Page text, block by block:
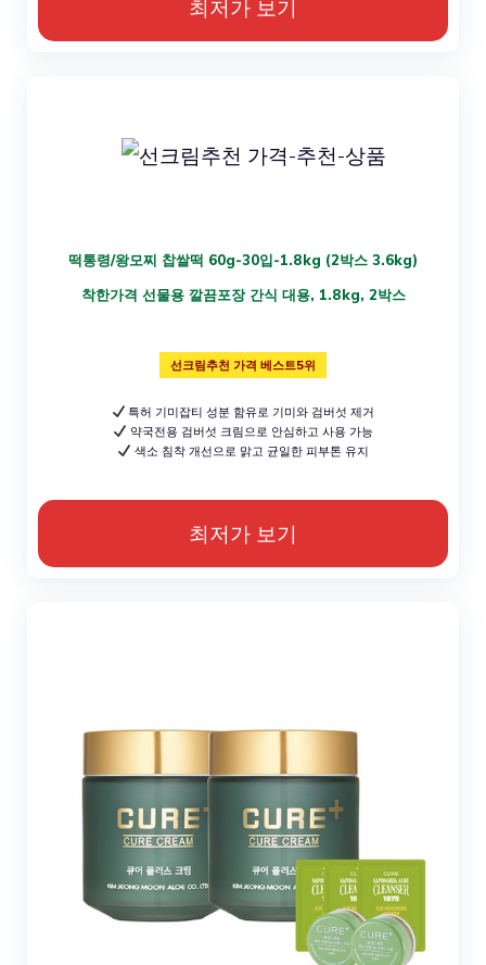
최저가 보기
떡통령/왕모찌 찹쌀떡 60g-30입-1.8kg (2박스 3.6kg)
착한가격 선물용 깔끔포장 간식 대용, 1.8kg, 2박스
선크림추천 가격 베스트5위
특허 기미잡티 성분 함유로 기미와 검버섯 제거
약국전용 검버섯 크림으로 안심하고 사용 가능
색소 침착 개선으로 맑고 균일한 피부톤 유지
최저가 보기